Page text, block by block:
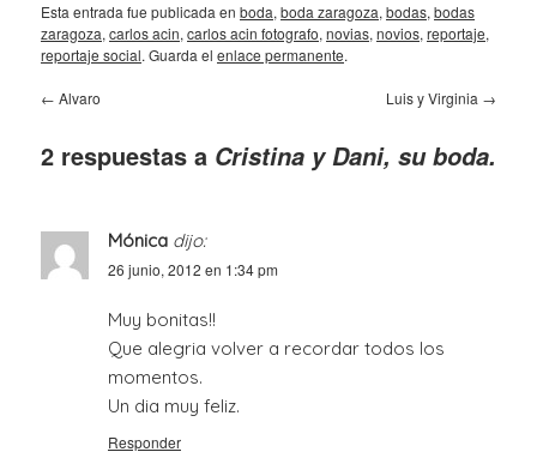
Esta entrada fue publicada en boda, boda zaragoza, bodas, bodas
zaragoza, carlos acin, carlos acin fotografo, novias, novios, reportaje,
reportaje social. Guarda el enlace permanente.
← Alvaro Luis y Virginia →
2 respuestas a Cristina y Dani, su boda.
Mónica dijo:
26 junio, 2012 en 1:34 pm
Muy bonitas!!
Que alegria volver a recordar todos los
momentos.
Un dia muy feliz.
Responder